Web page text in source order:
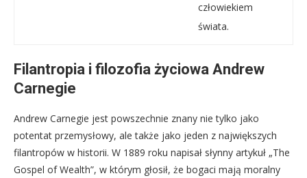
człowiekiem
świata.
Filantropia i filozofia życiowa Andrew
Carnegie
Andrew Carnegie jest powszechnie znany nie tylko jako
potentat przemysłowy, ale także jako jeden z największych
filantropów w historii. W 1889 roku napisał słynny artykuł „The
Gospel of Wealth”, w którym głosił, że bogaci mają moralny